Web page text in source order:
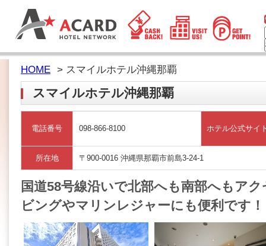
HOME > スマイルホテル沖縄那覇
スマイルホテル沖縄那覇
電話番号 098-866-8100 ホテル公式サイ
所在地 〒900-0016 沖縄県那覇市前島3-24-1
国道58号線沿いで北部へも南部へもア
ビングやマリンレジャーにも便利です！